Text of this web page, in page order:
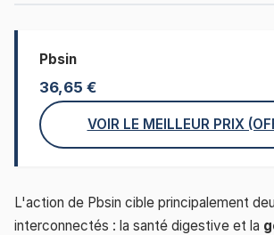
Pbsin
36,65 €
VOIR LE MEILLEUR PRIX
L'action de Pbsin cible principalement
interconnectés : la santé digestive et la